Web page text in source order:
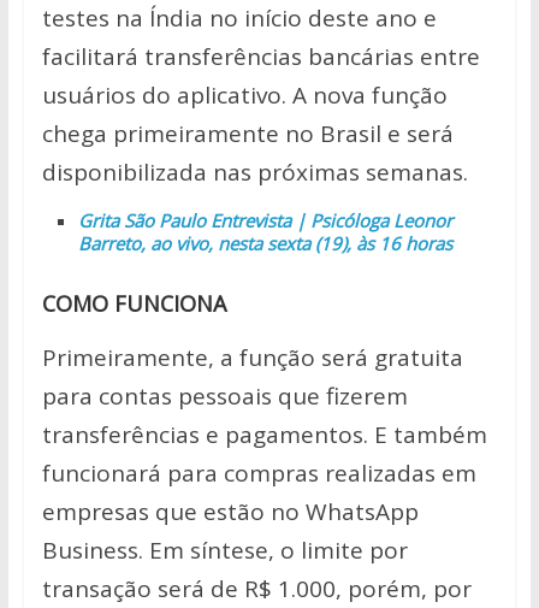
testes na Índia no início deste ano e
facilitará transferências bancárias entre
usuários do aplicativo. A nova função
chega primeiramente no Brasil e será
disponibilizada nas próximas semanas.
Grita São Paulo Entrevista | Psicóloga Leonor
Barreto, ao vivo, nesta sexta (19), às 16 horas
COMO FUNCIONA
Primeiramente, a função será gratuita
para contas pessoais que fizerem
transferências e pagamentos. E também
funcionará para compras realizadas em
empresas que estão no WhatsApp
Business. Em síntese, o limite por
transação será de R$ 1.000, porém, por